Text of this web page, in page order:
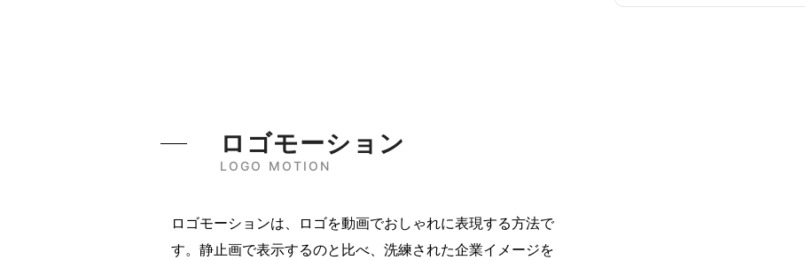
LOGO MOTION
ロゴモーション
ロゴモーションは、ロゴを動画でおしゃれに表現する方法で
す。静止画で表示するのと比べ、洗練された企業イメージを